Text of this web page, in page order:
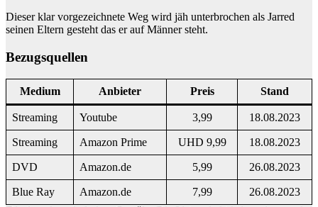
Dieser klar vorgezeichnete Weg wird jäh unterbrochen als Jarred
seinen Eltern gesteht das er auf Männer steht.
Bezugsquellen
Medium Anbieter Preis Stand
Streaming Youtube 3,99 18.08.2023
Streaming Amazon Prime UHD 9,99 18.08.2023
DVD Amazon.de 5,99 26.08.2023
Blue Ray Amazon.de 7,99
26.08.2023